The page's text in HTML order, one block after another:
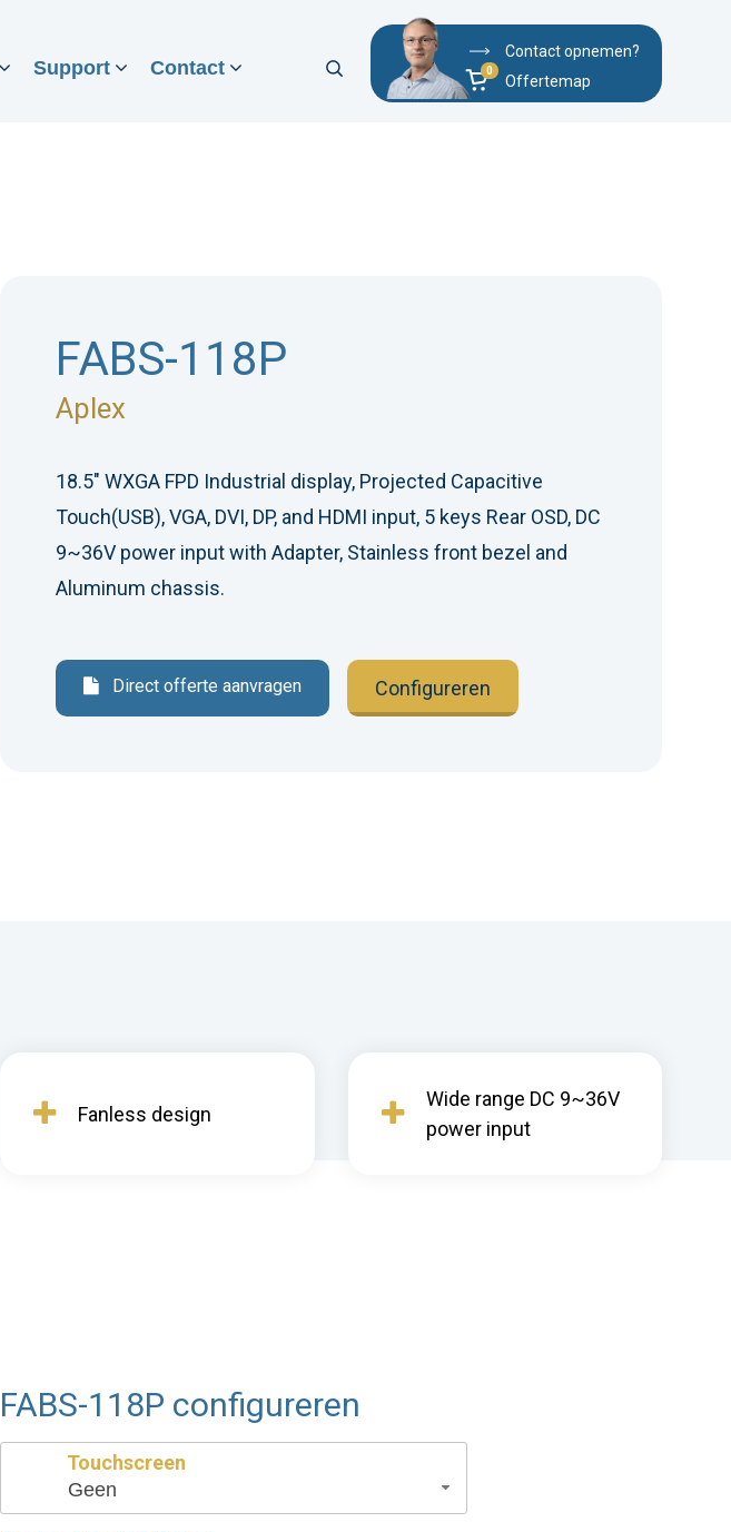
Support Contact
Contact opnemen?
Offertemap
FABS-118P
Aplex
18.5" WXGA FPD Industrial display, Projected Capacitive
Touch(USB), VGA, DVI, DP, and HDMI input, 5 keys Rear OSD, DC
9~36V power input with Adapter, Stainless front bezel and
Aluminum chassis.
Direct offerte aanvragen Configureren
Fanless design
Wide range DC 9~36V
power input
FABS-118P configureren
Touchscreen
Geen